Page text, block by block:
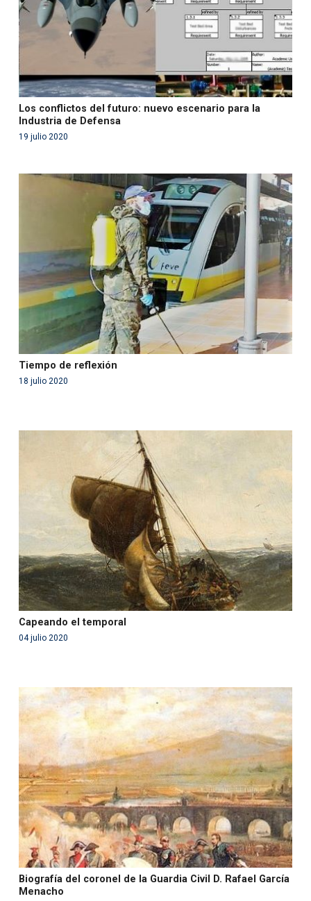
Los conflictos del futuro: nuevo escenario para la
Industria de Defensa
19 julio 2020
: Use of undefined constant php - assumed
'php' (this will throw an Error in a future version of PHP)
/var/www/acami.es/wp-
content/themes/fundcami/page-publicaciones.php
on line99
Tiempo de reflexión
18 julio 2020
: Use of undefined constant php - assumed
'php' (this will throw an Error in a future version of PHP)
/var/www/acami.es/wp-
content/themes/fundcami/page-publicaciones.php
Capeando el temporal
04 julio 2020
Warning: Use of undefined constant php - assumed
'php' (this will throw an Error in a future version of PHP)
in /var/www/acami.es/wp-
content/themes/fundcami/page-publicaciones.php
on line99
Biografía del coronel de la Guardia Civil D. Rafael García
Menacho